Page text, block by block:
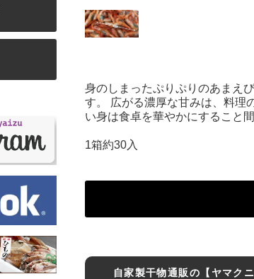
身のしまったぷりぷりのあまえ
す。 広がる濃厚な甘みは、料理
い身は食卓を華やかにすること
1箱約30入
自家製干物通販の【ヤマク